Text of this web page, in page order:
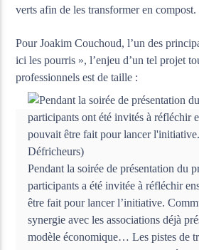
verts afin de les transformer en compost.
Pour Joakim Couchoud, l’un des
ici les pourris », l’enjeu d’un tel projet
professionnels est de taille :
Pendant la soirée de présentation du
participants a été invitée à réfléchir
être fait pour lancer l’initiative.
synergie avec les associations déjà
modèle économique… Les pistes de